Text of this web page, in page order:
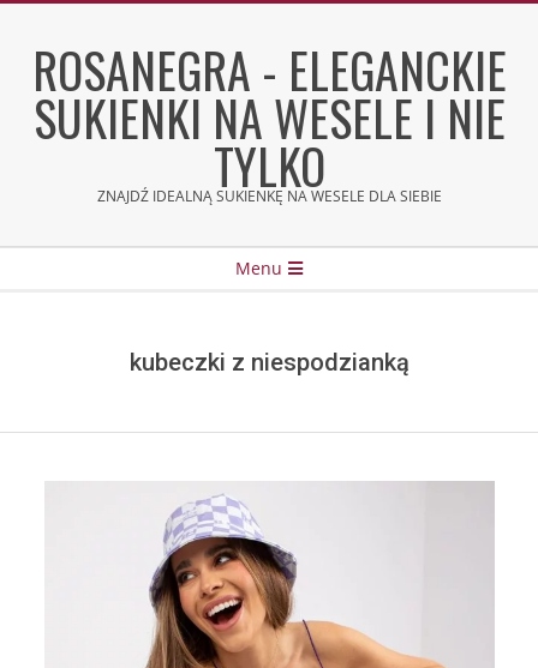
contentROSANEGRA - ELEGANCKIE
SUKIENKI NA WESELE I NIE
TYLKO
ZNAJDŹ IDEALNĄ SUKIENKĘ NA WESELE DLA SIEBIE
Menu
kubeczki z niespodzianką